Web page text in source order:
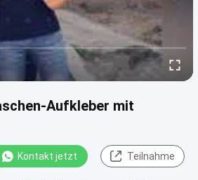
Aufkleber mit
Kontakt jetzt Teilnahme